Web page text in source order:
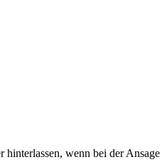
wenn bei der